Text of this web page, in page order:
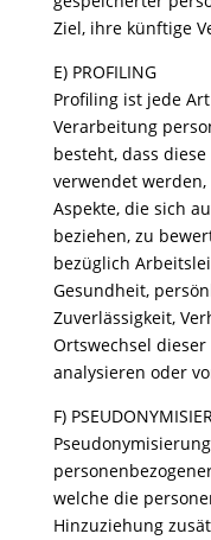
Ziel, ihre künftige
E) PROFILING
Profiling ist jede
Verarbeitung
besteht, dass
verwendet
Aspekte, die sich
beziehen, zu
bezüglich
Gesundheit,
Zuverlässigkeit,
Ortswechsel
analysieren oder
F)
welche die
Hinzuziehung